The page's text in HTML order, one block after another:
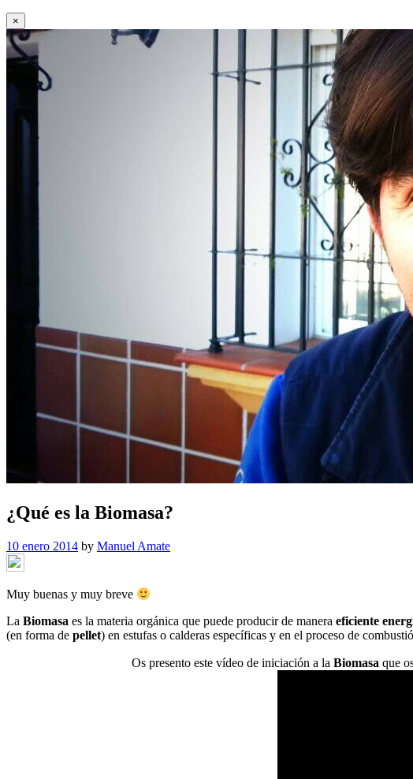
×
¿Qué es la Biomasa?
10 enero 2014 by Manuel Amate
Muy buenas y muy breve
La Biomasa es la materia orgánica que puede producir de manera eficiente
(en forma de pellet) en estufas o calderas específicas y en el proceso de
Os presento este vídeo de iniciación a la Biomasa que